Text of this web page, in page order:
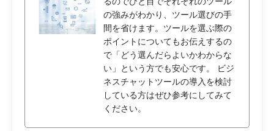
の強みがわかり、ツール選びの手
間を省けます。ツールを選ぶ際の
ポイントについてもお伝えするの
で「どう選んだらよいかわからな
い」という方でも安心です。 ビジ
ネスチャットツールの導入を検討
している方はぜひ参考にしてみて
ください。